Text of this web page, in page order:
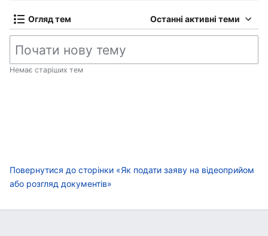
Огляд тем Останні активні теми
Немає старіших тем
Повернутися до сторінки «Як подати заяву на відеоприйом
або розгляд документів»